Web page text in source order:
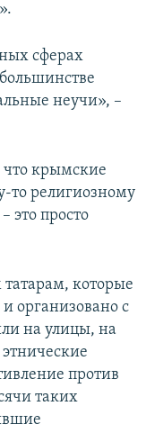
сферах
неучи», –
что крымские
то религиозному
это просто
которые
организовано с
на улицы, на
против
таких